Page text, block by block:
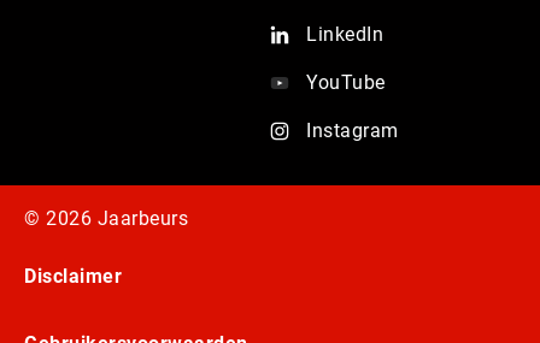
LinkedIn
YouTube
Instagram
© 2026 Jaarbeurs
Disclaimer